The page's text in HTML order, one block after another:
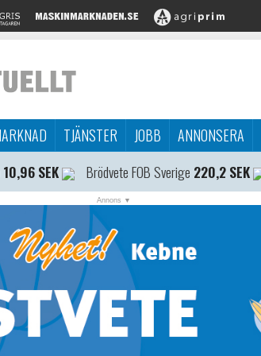
TJÄNSTER JOBB ANNONSERA
10,96 SEK Brödvete FOB Sverige 220,2 SEK